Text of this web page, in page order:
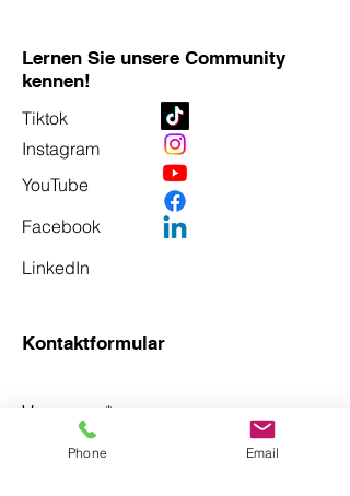
Lernen Sie unsere Community
kennen!
Tiktok
Instagram
YouTube
Facebook
LinkedIn
Kontaktformular
Vorname *
Phone Email